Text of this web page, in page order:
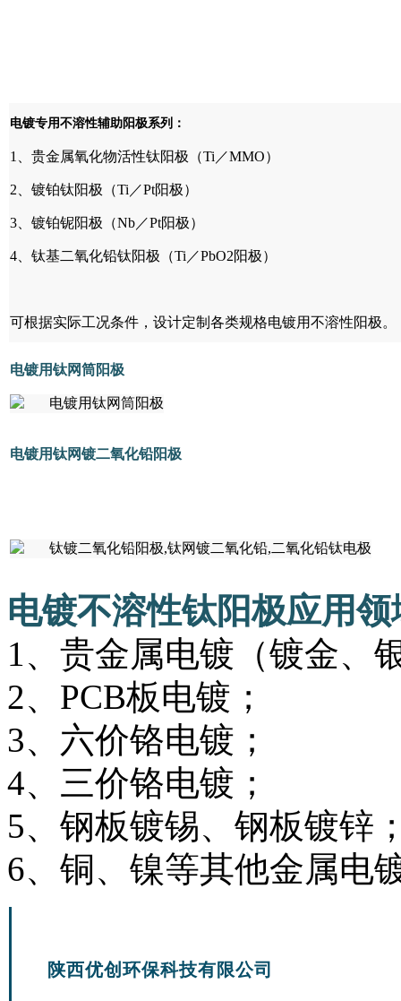
电镀专用不溶性辅助阳极系列：
1、贵金属氧化物活性钛阳极（Ti／MMO）
2、镀铂钛阳极（Ti／Pt阳极）
3、镀铂铌阳极（Nb／Pt阳极）
4、钛基二氧化铅钛阳极（Ti／PbO2阳极）
可根据实际工况条件，设计定制各类规格电镀用不溶性阳极。
电镀用钛网筒阳极
电镀用钛网镀二氧化铅阳极
电镀不溶性钛阳极应用领
1、贵金属电镀（镀金、
2、PCB板电镀；
3、六价铬电镀；
4、三价铬电镀；
5、钢板镀锡、钢板镀锌
6、铜、镍等其他金属电
陕西优创环保科技有限公司